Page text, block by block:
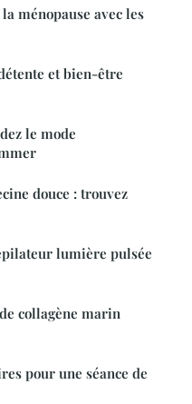
ménopause avec les
et bien-être
le mode
douce : trouvez
lumière pulsée
collagène marin
pour une séance de